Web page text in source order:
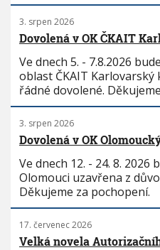
3. srpen 2026
Dovolená v OK ČKAIT
Ve dnech 5. - 7.8.2026
oblast ČKAIT
řádné dovolené.
3. srpen 2026
Dovolená v OK
Ve dnech 12. - 24. 8. 2026
Olomouci uzavřena z
Děkujeme za pochopení.
17. červenec 2026
Velká novela